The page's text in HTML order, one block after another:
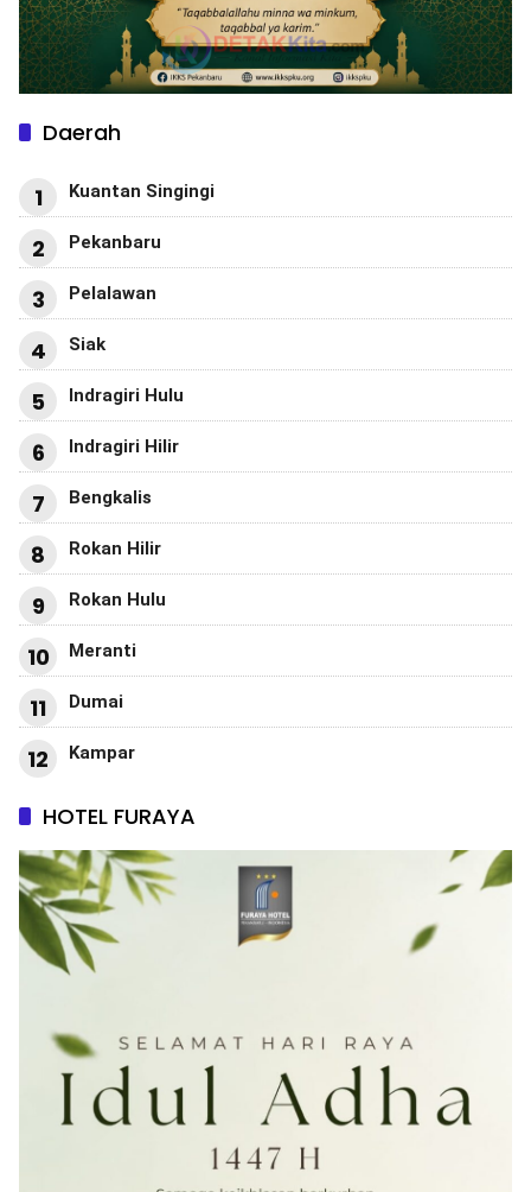
Daerah
1 Kuantan Singingi
2 Pekanbaru
3 Pelalawan
4 Siak
5 Indragiri Hulu
6 Indragiri Hilir
7 Bengkalis
8 Rokan Hilir
9 Rokan Hulu
10 Meranti
11 Dumai
12 Kampar
HOTEL FURAYA